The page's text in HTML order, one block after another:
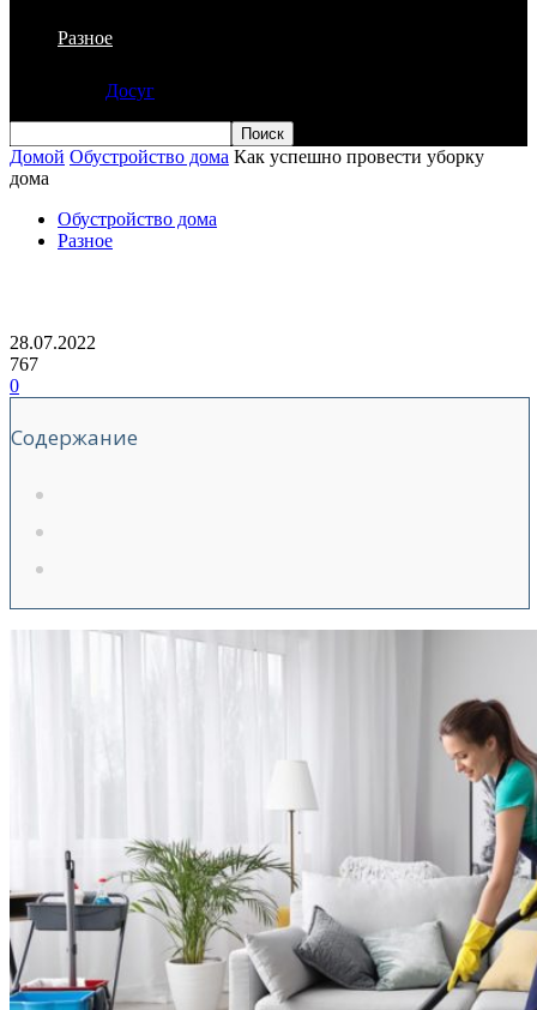
Разное
Досуг
Домой Обустройство дома Как успешно провести уборку
дома
Обустройство дома
Разное
28.07.2022
767
0
Содержание